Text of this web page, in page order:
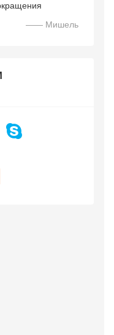
—— Мишель